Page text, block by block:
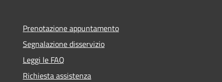
Prenotazione appuntamento
Segnalazione disservizio
Leggi le FAQ
Richiesta assistenza